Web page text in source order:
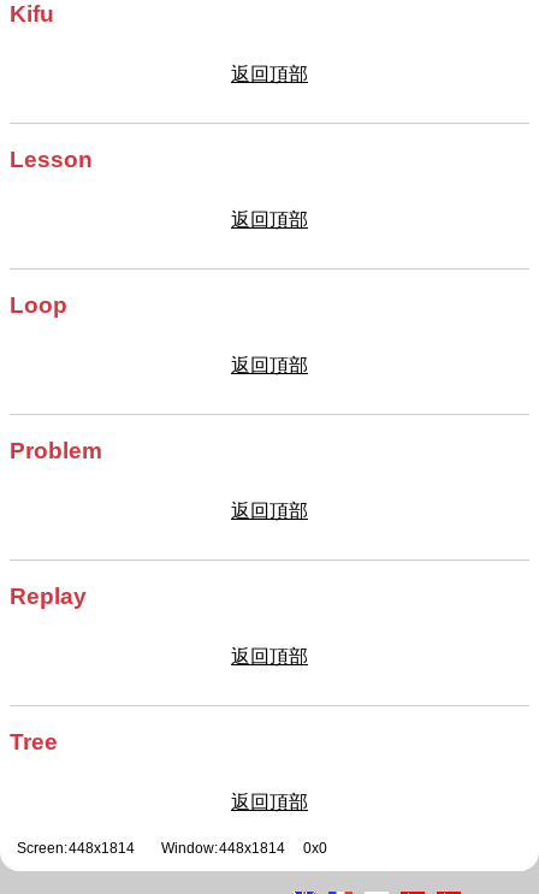
Kifu
返回頂部
Lesson
返回頂部
Loop
返回頂部
Problem
返回頂部
Replay
返回頂部
Tree
返回頂部
Screen:448x1814 Window:448x1814 0x0